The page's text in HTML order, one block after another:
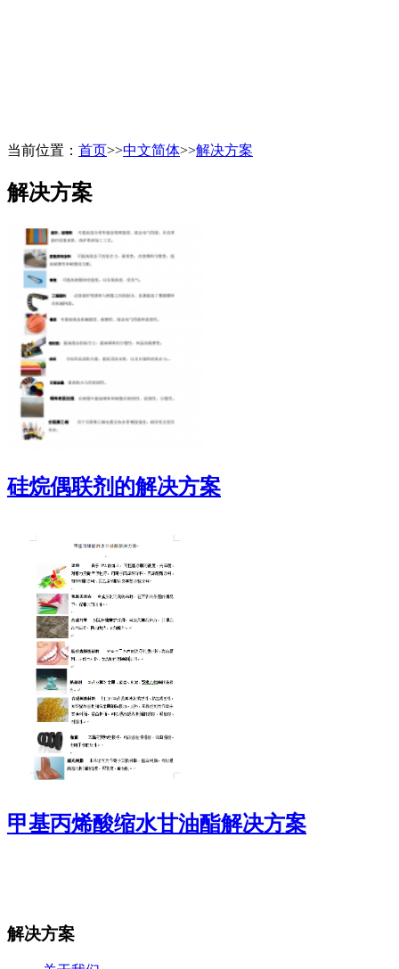
当前位置： 首页>>中文简体>>解决方案
解决方案
硅烷偶联剂的解决方案
甲基丙烯酸缩水甘油酯解决方案
解决方案